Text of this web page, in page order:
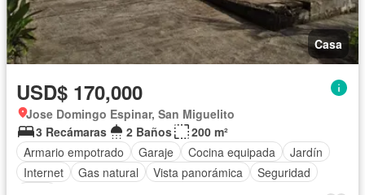
Casa
USD$ 170,000
Jose Domingo Espinar, San Miguelito
3 Recámaras
2 Baños
200 m²
Armario empotrado
Garaje Cocina equipada
Jardín
Internet
Gas natural Vista panorámica
Seguridad